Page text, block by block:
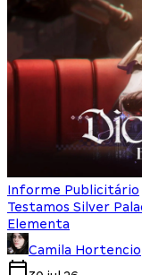
Informe Publicitário
Testamos Silver
Elementa
Camila Hortencio